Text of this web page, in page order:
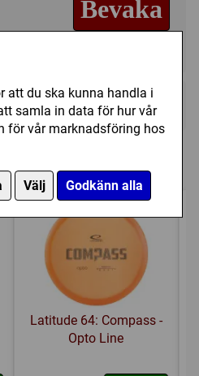
att du ska kunna handla i
samla in data för hur vår
för vår marknadsföring hos
Välj Godkänn alla
Bevaka
Latitude 64: Compass -
Opto Line